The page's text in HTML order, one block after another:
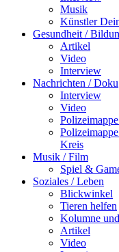
Musik
Künstler
Gesundheit /
Artikel
Video
Interview
Nachrichten / Doku
Interview
Video
Kreis
Musik / Film
Spiel &
Soziales / Leben
Blickwinkel
Tieren helfen
Kolumne
Artikel
Video